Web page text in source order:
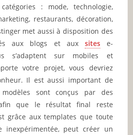
: mode, technologie,
restaurants, décoration,
met aussi à disposition des
aux blogs et aux sitese-
s’adaptent sur mobiles et
votre projet, vous devriez
Il est aussi important de
sont conçus par des
que le résultat final reste
grâce aux templates que toute
inexpérimentée, peut créer un